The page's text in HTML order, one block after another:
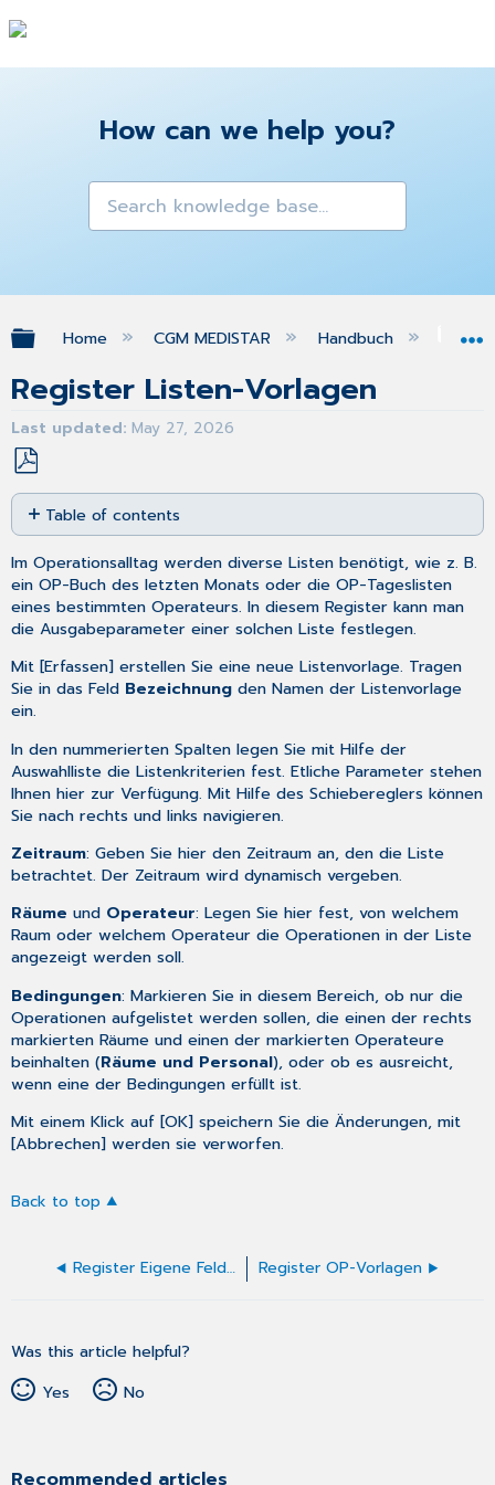
How can we help you?
Expand/collapse global hierarchy
Home CGM MEDISTAR Handbuch
Register Listen-Vorlagen
Last updated May 27, 2026
Save
as
PDF
Table of contents
No
headers
Im Operationsalltag werden diverse Listen benötigt, wie z. B.
ein OP-Buch des letzten Monats oder die OP-Tageslisten
eines bestimmten Operateurs. In diesem Register kann man
die Ausgabeparameter einer solchen Liste festlegen.
Mit [Erfassen] erstellen Sie eine neue Listenvorlage. Tragen
Sie in das Feld Bezeichnung den Namen der Listenvorlage
ein.
In den nummerierten Spalten legen Sie mit Hilfe der
Auswahlliste die Listenkriterien fest. Etliche Parameter stehen
Ihnen hier zur Verfügung. Mit Hilfe des Schiebereglers können
Sie nach rechts und links navigieren.
Zeitraum: Geben Sie hier den Zeitraum an, den die Liste
betrachtet. Der Zeitraum wird dynamisch vergeben.
Räume und Operateur: Legen Sie hier fest, von welchem
Raum oder welchem Operateur die Operationen in der Liste
angezeigt werden soll.
Bedingungen: Markieren Sie in diesem Bereich, ob nur die
Operationen aufgelistet werden sollen, die einen der rechts
markierten Räumeund einen der markierten Operateure
beinhalten (Räume und Personal), oder ob es ausreicht,
wenn eine der Bedingungen erfüllt ist.
Mit einem Klick auf [OK] speichern Sie die Änderungen, mit
[Abbrechen] werden sie verworfen.
Back to top
Register Eigene Felder Register OP-Vorlagen
Was this article helpful?
Yes
No
Recommended articles